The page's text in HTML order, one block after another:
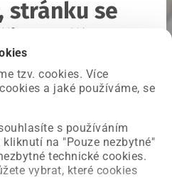
tzv. cookies. Více
a jaké používáme, se
s používáním
na "Pouze nezbytné"
technické cookies.
vybrat, které cookies
stránku se
straně a už ji opravujeme.
požadovanou stránku.
Úvodní strana